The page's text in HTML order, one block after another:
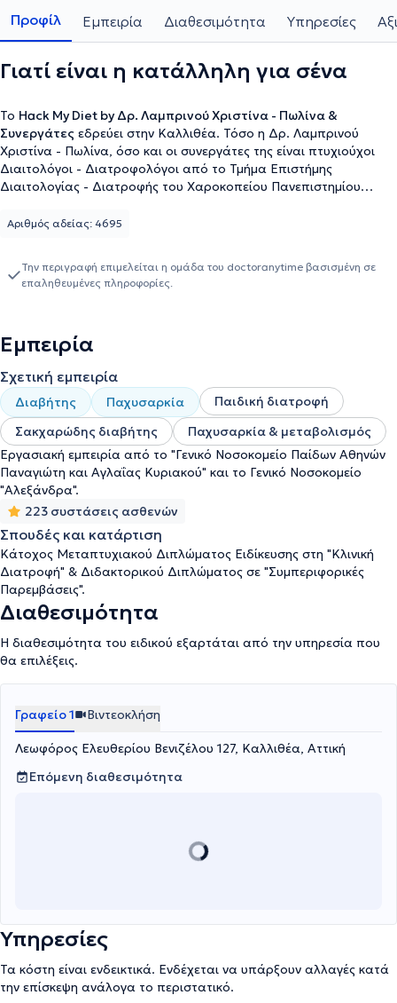
Προφίλ Εμπειρία Διαθεσιμότητα Υπηρεσίες
Γιατί είναι η κατάλληλη για σένα
To Hack My Diet by Δρ. Λαμπρινού Χριστίνα - Πωλίνα &
Συνεργάτες εδρεύει στην Καλλιθέα. Τόσο η Δρ. Λαμπρινού
Χριστίνα - Πωλίνα, όσο και οι συνεργάτες της είναι πτυχιούχοι
Διαιτολόγοι - Διατροφολόγοι από το Τμήμα Επιστήμης
Διαιτολογίας - Διατροφής του Χαροκοπείου Πανεπιστημίου
πρόγραμμα πάνω στην "Κλινική Διατροφή" στο ίδιο
αρθρογράφος - επιστημονική συνεργάτιδα του Mednutrition,
συμμετέχοντας στην ομάδα εργασίας για την παιδική
χρόνιων νοσημάτων, όπως ο σακχαρώδης διαβήτης.
δημοσιεύσεων (>60) σε έγκριτα επιστημονικά περιοδικά με
θέματα διαιτολογίας - διατροφής, αλλά και ως ομιλήτρια σε
ημερίδες και συνέδρια για το κοινό και την επιστημονική
κοινότητα. Τέλος, είναι μέλος της Ένωσης Διαιτολόγων -
Διατροφολόγων Ελλάδος και του Πανελλήνιου Συλλόγου
Διαιτολόγων - Διατροφολόγων.
Αριθμός αδείας: 4695
Την περιγραφή επιμελείται η ομάδα του doctoranytime βασισμένη σε
επαληθευμένες πληροφορίες.
Εμπειρία
Σχετική εμπειρία
Διαβήτης Παχυσαρκία
Παιδική διατροφή
Σακχαρώδης διαβήτης
Παχυσαρκία & μεταβολισμός
Εργασιακή εμπειρία από το "Γενικό Νοσοκομείο Παίδων Αθηνών
Παναγιώτη και Αγλαΐας Κυριακού" και το Γενικό Νοσοκομείο
"Αλεξάνδρα".
223 συστάσεις ασθενών
Σπουδές και κατάρτιση
Κάτοχος Μεταπτυχιακού Διπλώματος Ειδίκευσης στη "Κλινική
Διατροφή" & Διδακτορικού Διπλώματος σε "Συμπεριφορικές
Παρεμβάσεις".
Διαθεσιμότητα
Η διαθεσιμότητα του ειδικού εξαρτάται από την υπηρεσία που
θα επιλέξεις.
Γραφείο 1 Βιντεοκλήση
Λεωφόρος Ελευθερίου Βενιζέλου 127, Καλλιθέα, Αττική
Επόμενη διαθεσιμότητα
Υπηρεσίες
Τα κόστη είναι ενδεικτικά. Ενδέχεται να υπάρξουν αλλαγές κατά
την επίσκεψη ανάλογα το περιστατικό.